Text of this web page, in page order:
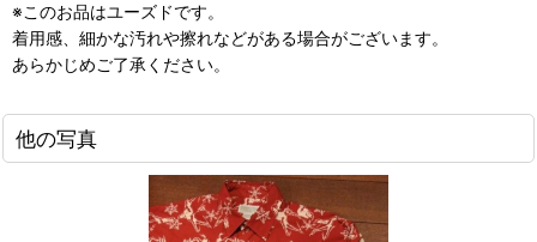
※このお品はユーズドです。
着用感、細かな汚れや擦れなどがある場合がございます。
あらかじめご了承ください。
他の写真